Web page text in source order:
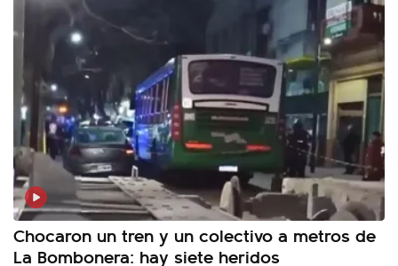
Chocaron un tren y un colectivo a metros de
La Bombonera: hay siete heridos